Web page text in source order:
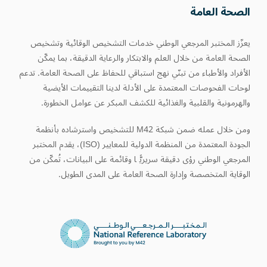
الصحة العامة
يعزّز المختبر المرجعي الوطني خدمات التشخيص الوقائية وتشخيص
الصحة العامة من خلال العلم والابتكار والرعاية الدقيقة، بما يمكّن
الأفراد والأطباء من تبنّي نهج استباقي للحفاظ على الصحة العامة. تدعم
لوحات الفحوصات المعتمدة على الأدلة لدينا التقييمات الأيضية
والهرمونية والقلبية والغذائية للكشف المبكر عن عوامل الخطورة.
ومن خلال عمله ضمن شبكة M42 للتشخيص واسترشاده بأنظمة
الجودة المعتمدة من المنظمة الدولية للمعايير (ISO)، يقدم المختبر
المرجعي الوطني رؤى دقيقة سريريًّا وقائمة على البيانات، تُمكّن من
الوقاية المتخصصة وإدارة الصحة العامة على المدى الطويل.